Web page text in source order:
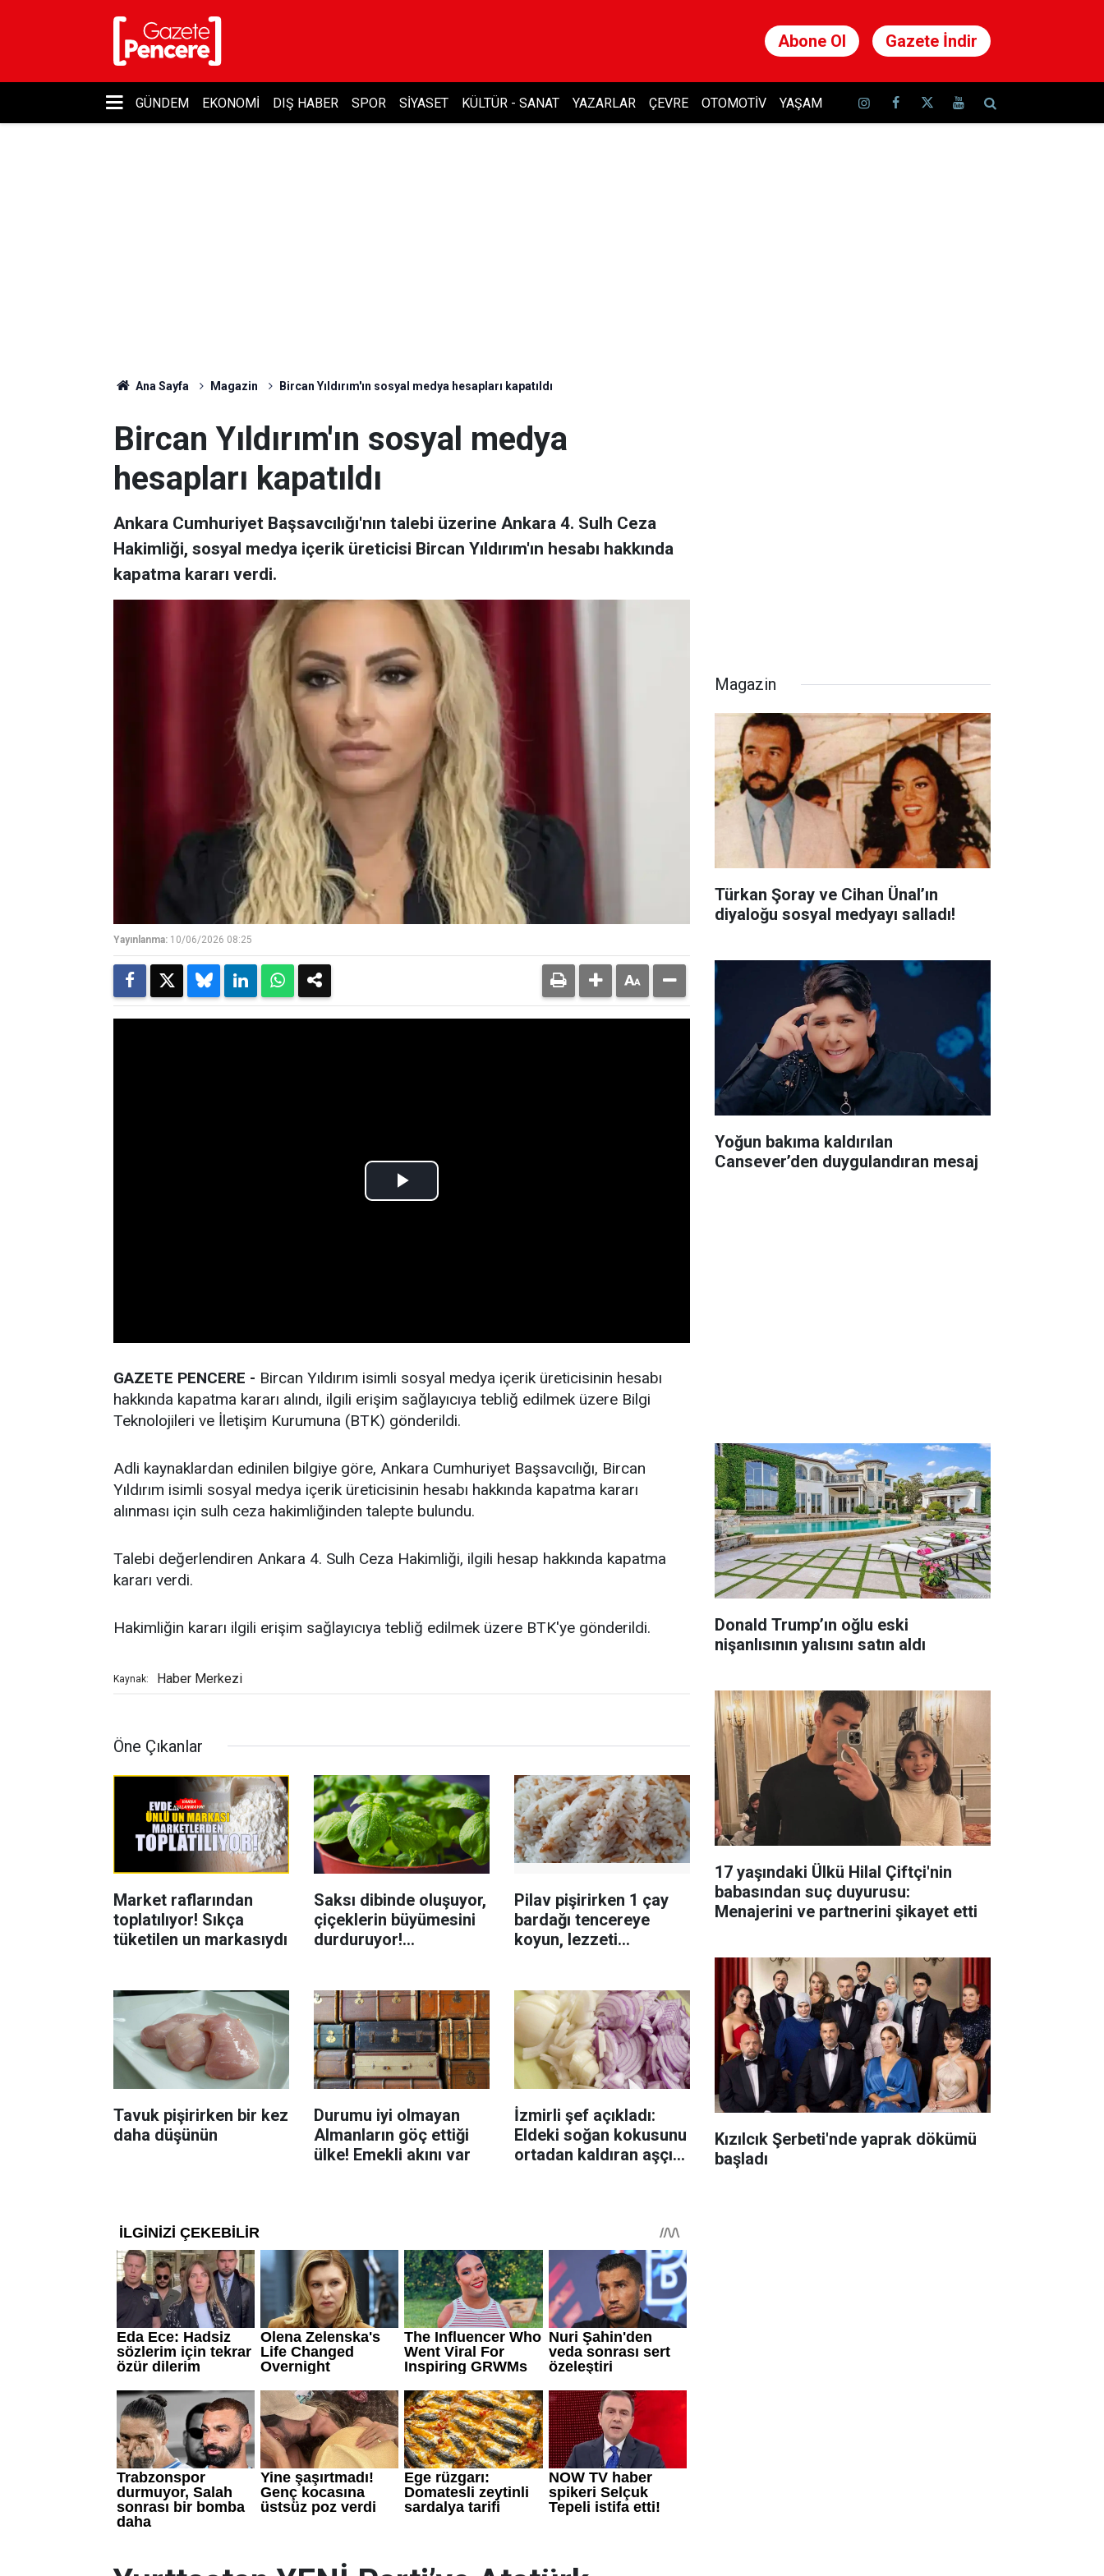
Abone Ol Gazete İndir
GÜNDEM EKONOMI DIŞ HABER SPOR SIYASET KÜLTÜR - SANAT YAZARLAR ÇEVRE OTOMOTIV YAŞAM
Ana Sayfa Magazin Bircan Yıldırım'ın sosyal medya hesapları kapatıldı
Bircan Yıldırım'ın sosyal medya
hesapları kapatıldı
Ankara Cumhuriyet Başsavcılığı'nın talebi üzerine Ankara 4. Sulh Ceza
Hakimliği, sosyal medya içerik üreticisi Bircan Yıldırım'ın hesabı hakkında
kapatma kararı verdi.
Yayınlanma: 10/06/2026 08:25
GAZETE PENCERE - Bircan Yıldırım isimli sosyal medya içerik üreticisinin hesabı
hakkında kapatma kararı alındı, ilgili erişim sağlayıcıya tebliğ edilmek üzere Bilgi
Teknolojileri ve İletişim Kurumuna (BTK) gönderildi.
Adli kaynaklardan edinilen bilgiye göre, Ankara Cumhuriyet Başsavcılığı, Bircan
Yıldırım isimli sosyal medya içerik üreticisinin hesabı hakkında kapatma kararı
alınması için sulh ceza hakimliğinden talepte bulundu.
Talebi değerlendiren Ankara 4. Sulh Ceza Hakimliği, ilgili hesap hakkında kapatma
kararı verdi.
Hakimliğin kararı ilgili erişim sağlayıcıya tebliğ edilmek üzere BTK'ye gönderildi.
Kaynak: Haber Merkezi
Öne Çıkanlar
Market raflarından
toplatılıyor! Sıkça
tüketilen un markasıydı
Saksı dibinde oluşuyor,
çiçeklerin büyümesini
durduruyor!
Pilav pişirirken 1 çay
bardağı tencereye
koyun, lezzeti
Tavuk pişirirken bir kez
daha düşünün
Durumu iyi olmayan
Almanların göç ettiği
ülke! Emekli akını var
İzmirli şef açıkladı:
Eldeki soğan kokusunu
ortadan kaldıran aşçı
Magazin
Türkan Şoray ve Cihan Ünal’ın
diyaloğu sosyal medyayı salladı!
Yoğun bakıma kaldırılan
Cansever’den duygulandıran mesaj
Donald Trump’ın oğlu eski
nişanlısının yalısını satın aldı
17 yaşındaki Ülkü Hilal Çiftçi'nin
babasından suç duyurusu:
Menajerini ve partnerini şikayet etti
Kızılcık Şerbeti'nde yaprak dökümü
başladı